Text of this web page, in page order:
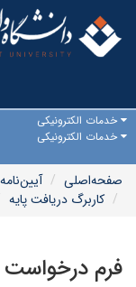
خدمات الکترونیکی
خدمات الکترونیکی
صفحه‌اصلی
کاربرگ دریافت پایه
فرم درخواست